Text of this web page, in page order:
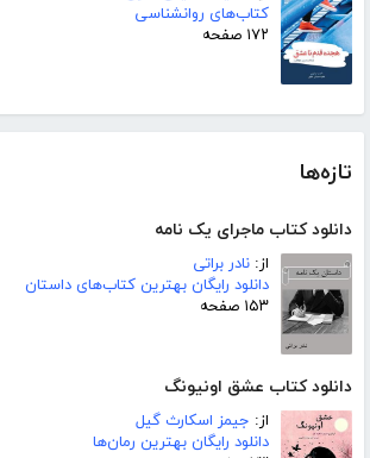
کتاب‌های روانشناسی
۱۷۲ صفحه
تازه‌ها
دانلود کتاب ماجرای یک نامه
از: نادر براتی
دانلود رایگان بهترین کتاب‌های داستان
۱۵۳ صفحه
دانلود کتاب عشق اونیونگ
از: جیمز اسکارث گیل
دانلود رایگان بهترین رمان‌ها